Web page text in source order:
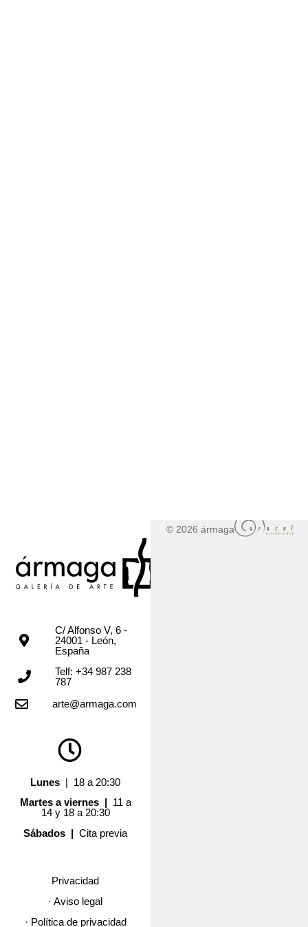
C/ Alfonso V, 6 -
24001 - León,
España
Telf: +34 987 238
787
arte@armaga.com
Lunes | 18 a 20:30
Martes a viernes | 11 a
14 y 18 a 20:30
Sábados |Cita previa
Privacidad
· Aviso legal
· Política de privacidad
© 2026 ármaga